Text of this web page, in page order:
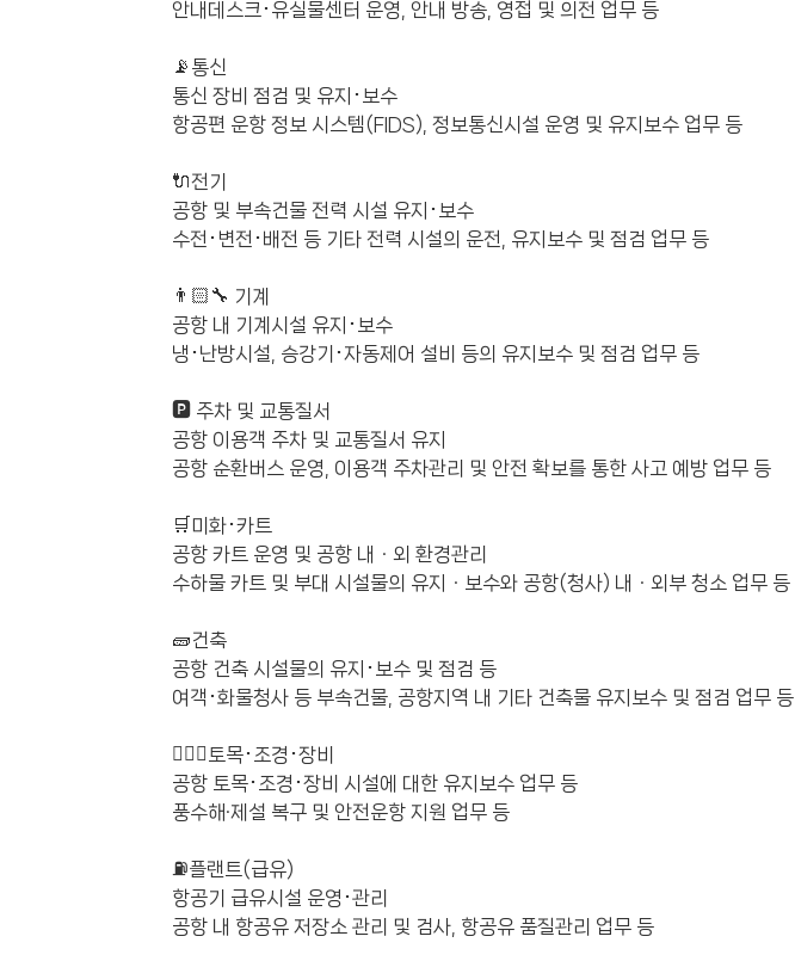
안내데스크･유실물센터 운영, 안내 방송, 영접 및 의전 업무 등
📡통신
통신 장비 점검 및 유지･보수
항공편 운항 정보 시스템(FIDS), 정보통신시설 운영 및 유지보수 업무 등
🔌전기
공항 및 부속건물 전력 시설 유지･보수
수전･변전･배전 등 기타 전력 시설의 운전, 유지보수 및 점검 업무 등
👨🏻‍🔧 기계
공항 내 기계시설 유지･보수
냉･난방시설, 승강기･자동제어 설비 등의 유지보수 및 점검 업무 등
🅿 주차 및 교통질서
공항 이용객 주차 및 교통질서 유지
공항 순환버스 운영, 이용객 주차관리 및 안전 확보를 통한 사고 예방 업무 등
🛒미화･카트
공항 카트 운영 및 공항 내ㆍ외 환경관리
수하물 카트 및 부대 시설물의 유지ㆍ보수와 공항(청사) 내ㆍ외부 청소 업무 등
🧱건축
공항 건축 시설물의 유지･보수 및 점검 등
여객･화물청사 등 부속건물, 공항지역 내 기타 건축물 유지보수 및 점검 업무 등
👷🏻‍♂️토목･조경･장비
공항 토목･조경･장비 시설에 대한 유지보수 업무 등
풍수해·제설 복구 및 안전운항 지원 업무 등
⛽플랜트(급유)
항공기 급유시설 운영･관리
공항 내 항공유 저장소 관리 및 검사, 항공유 품질관리 업무 등